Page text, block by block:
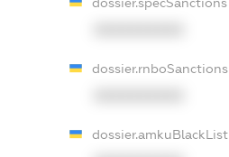
dossier.rnboSanctions
dossier.amkuBlackList